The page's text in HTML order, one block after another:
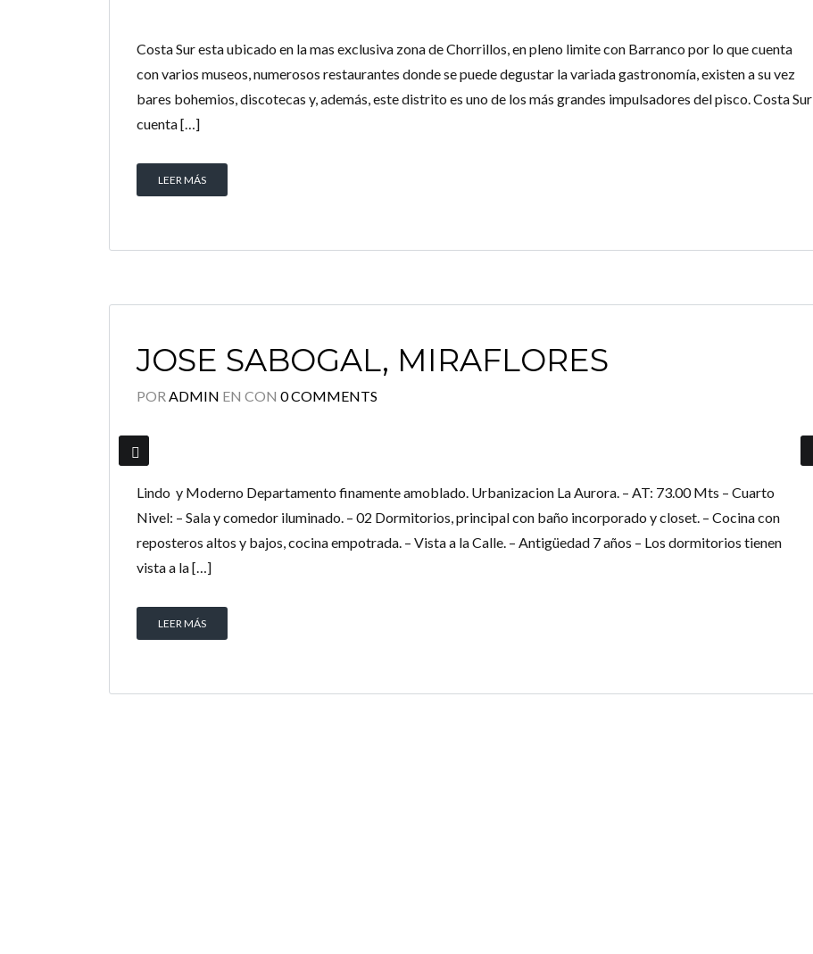
Password
Costa Sur esta ubicado en la mas exclusiva zona de Chorrillos, en pleno limite con Barranco por lo que cuenta
con varios museos, numerosos restaurantes donde se puede degustar la variada gastronomía, existen a su vez
bares bohemios, discotecas y, además, este distrito es uno de los más grandes impulsadores del pisco. Costa Sur
cuenta […]
LEER MÁS
JOSE SABOGAL, MIRAFLORES
POR ADMIN EN CON 0 COMMENTS
Lindo y Moderno Departamento finamente amoblado. Urbanizacion La Aurora. – AT: 73.00 Mts – Cuarto
Nivel: – Sala y comedor iluminado. – 02 Dormitorios, principal con baño incorporado y closet. – Cocina con
reposteros altos y bajos, cocina empotrada. – Vista a la Calle. – Antigüedad 7 años – Los dormitorios tienen
vista a la […]
LEER MÁS